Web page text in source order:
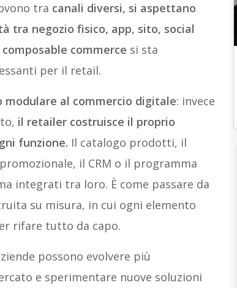
tra canali diversi, si aspettano
tra negozio fisico, app, sito, social
composable commerce si sta
per il retail.
modulare al commercio digitale: invece
il retailer costruisce il proprio
funzione. Il catalogo prodotti, il
il CRM o il programma
integrati tra loro. È come passare da
su misura, in cui ogni elemento
rifare tutto da capo.
possono evolvere più
e sperimentare nuove soluzioni